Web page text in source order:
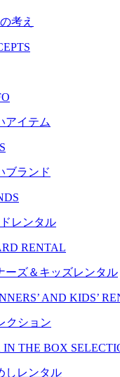
考え
アイテム
ブランド
レンタル
RENTAL
ーズ＆キッズレンタル
AND KIDS’
クション
IN THE BOX
しレンタル